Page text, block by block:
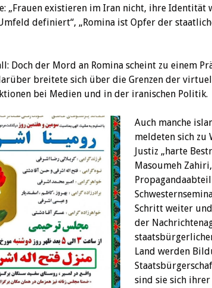
„Frauen existieren im Iran nicht, ihre
definiert“, „Romina ist Opfer der
Doch der Mord an Romina scheint zu einem
breitete sich über die Grenzen der
bei Medien und in der iranischen Politik.
Auch manche
meldeten sich zu
Justiz „harte
Masoumeh
Schritt weiter
der
Land werden
sind sie sich